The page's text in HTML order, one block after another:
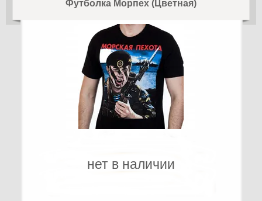
Футболка Морпех (Цветная)
нет в наличии